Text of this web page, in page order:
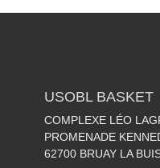
USOBL BASKET
COMPLEXE LÉO
PROMENADE
62700 BRUAY LA